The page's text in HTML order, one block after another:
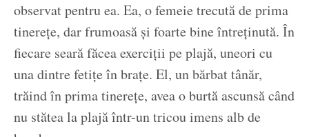
observat pentru ea. Ea, o femeie trecută de prima
tinerețe, dar frumoasă și foarte bine întreținută. În
fiecare seară făcea exerciții pe plajă, uneori cu
una dintre fetițe în brațe. El, un bărbat tânăr,
trăind în prima tinerețe, avea o burtă ascunsă când
nu stătea la plajă într-un tricou imens alb de